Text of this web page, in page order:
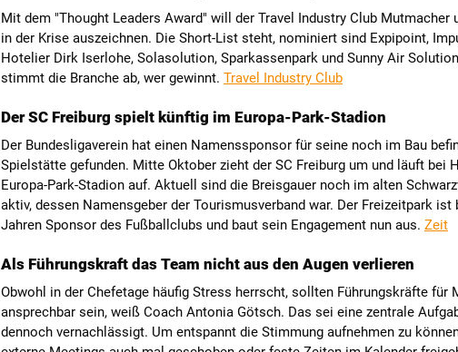
Mit dem "Thought Leaders Award" will der Travel Industry Club Mutmacher
in der Krise auszeichnen. Die Short-List steht, nominiert sind Expipoint,
Hotelier Dirk Iserlohe, Solasolution, Sparkassenpark und Sunny Air
stimmt die Branche ab, wer gewinnt. Travel Industry Club
Der SC Freiburg spielt künftig im Europa-Park-Stadion
Der Bundesligaverein hat einen Namenssponsor für seine noch im Bau
Spielstätte gefunden. Mitte Oktober zieht der SC Freiburg um und läuft bei
Europa-Park-Stadion auf. Aktuell sind die Breisgauer noch im alten
aktiv, dessen Namensgeber der Tourismusverband war. Der Freizeitpark
Jahren Sponsor des Fußballclubs und baut sein Engagement nun aus. Zeit
Als Führungskraft das Team nicht aus den Augen verlieren
Obwohl in der Chefetage häufig Stress herrscht, sollten Führungskräfte für
ansprechbar sein, weiß Coach Antonia Götsch. Das sei eine zentrale
dennoch vernachlässigt. Um entspannt die Stimmung aufnehmen zu